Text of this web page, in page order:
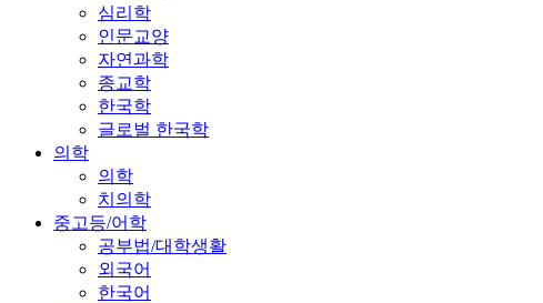
심리학
인문교양
자연과학
종교학
한국학
글로벌 한국학
의학
의학
치의학
중고등/어학
공부법/대학생활
외국어
한국어